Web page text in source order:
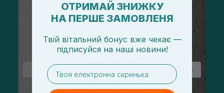
ОТРИМАЙ ЗНИЖКУ
НА ПЕРШЕ ЗАМОВЛЕНЯ
Твій вітальний бонус вже чекає —
підписуйся на наші новини!
email